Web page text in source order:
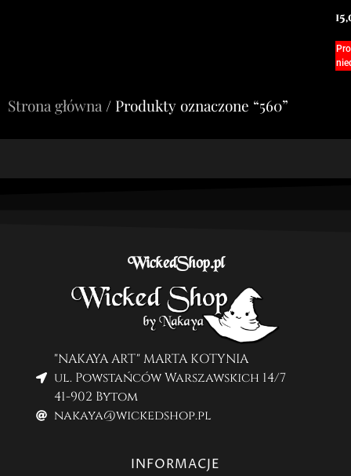
Strona główna / Produkty oznaczone “560”
WickedShop.pl
"NAKAYA ART" MARTA KOTYNIA
ul. Powstańców Warszawskich 14/7
41-902 Bytom
nakaya@wickedshop.pl
INFORMACJE